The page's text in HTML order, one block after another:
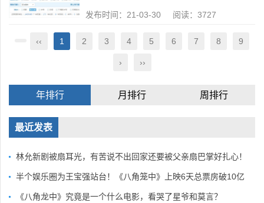
发布时间：21-03-30 阅读：3727
‹‹ 1 2 3 4 5 6 7 8 9
› ››
年排行 月排行 周排行
最近发表
林允新剧被扇耳光，有苦说不出回家还要被父亲扇巴掌好扎心！
半个娱乐圈为王宝强站台！《八角笼中》上映6天总票房破10亿
《八角龙中》究竟是一个什么电影，看哭了星爷和莫言？